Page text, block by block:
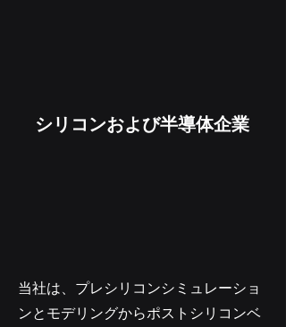
シリコンおよび半導体企業
当社は、プレシリコンシミュレーショ
ンとモデリングからポストシリコンベ